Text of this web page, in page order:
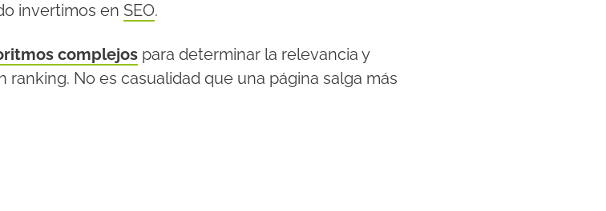
invertimos en SEO.
complejos para determinar la relevancia y
ranking. No es casualidad que una página salga más